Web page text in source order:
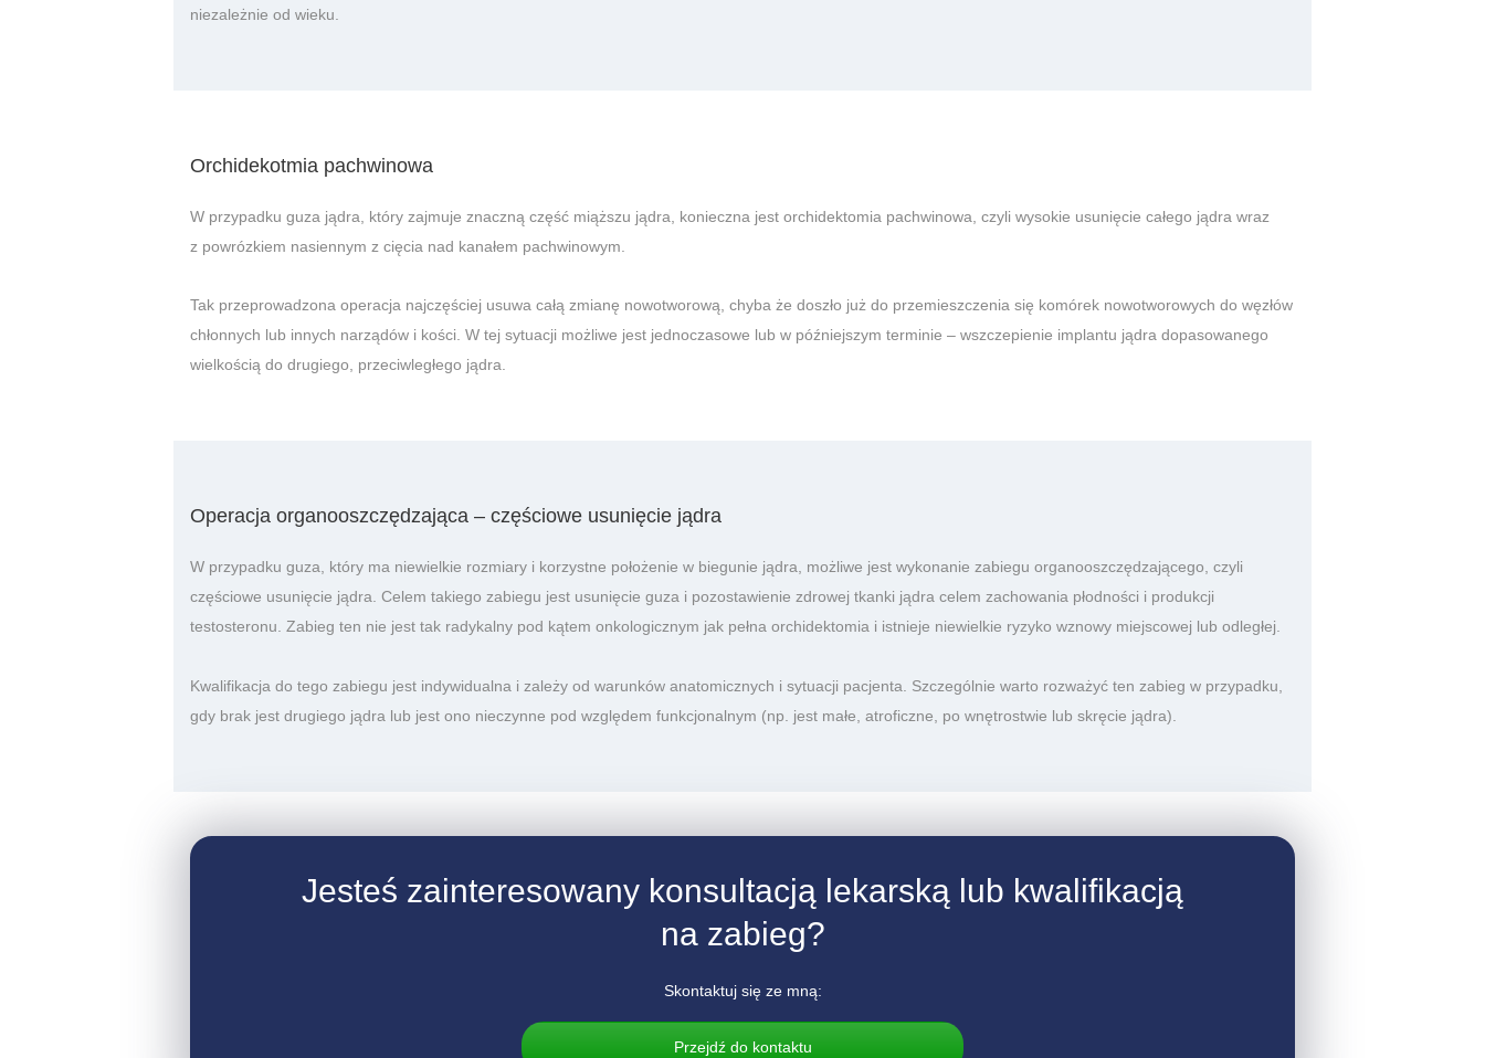
niezależnie od wieku.
Orchidekotmia pachwinowa
W przypadku guza jądra, który zajmuje znaczną część miąższu jądra, konieczna jest orchidektomia pachwinowa, czyli wysokie usunięcie całego jądra wraz
z powrózkiem nasiennym z cięcia nad kanałem pachwinowym.
Tak przeprowadzona operacja najczęściej usuwa całą zmianę nowotworową, chyba że doszło już do przemieszczenia się komórek nowotworowych do węzłów
chłonnych lub innych narządów i kości. W tej sytuacji możliwe jest jednoczasowe lub w późniejszym terminie – wszczepienie implantu jądra dopasowanego
wielkością do drugiego, przeciwległego jądra.
Operacja organooszczędzająca – częściowe usunięcie jądra
W przypadku guza, który ma niewielkie rozmiary i korzystne położenie w biegunie jądra, możliwe jest wykonanie zabiegu organooszczędzającego, czyli
częściowe usunięcie jądra. Celem takiego zabiegu jest usunięcie guza i pozostawienie zdrowej tkanki jądra celem zachowania płodności i produkcji
testosteronu. Zabieg ten nie jest tak radykalny pod kątem onkologicznym jak pełna orchidektomia i istnieje niewielkie ryzyko wznowy miejscowej lub odległej.
Kwalifikacja do tego zabiegu jest indywidualna i zależy od warunków anatomicznych i sytuacji pacjenta. Szczególnie warto rozważyć ten zabieg w przypadku,
gdy brak jest drugiego jądra lub jest ono nieczynne pod względem funkcjonalnym (np. jest małe, atroficzne, po wnętrostwie lub skręcie jądra).
Jesteś zainteresowany konsultacją lekarską lub kwalifikacją
na zabieg?
Skontaktuj się ze mną:
Przejdź do kontaktu